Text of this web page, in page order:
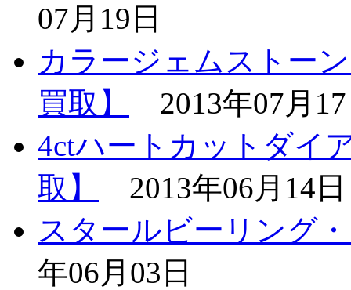
07月19日
カラージェムストー
買取】
2013年07月
4ctハートカットダイ
取】
2013年06月14日
スタールビーリング
年06月03日